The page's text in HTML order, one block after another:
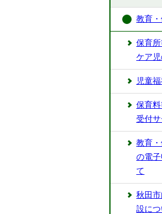
教育
保育
ケア
児童
保育
受付
教育
の電
て
秋田
設に